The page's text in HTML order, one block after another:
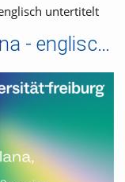
untertitelt
ZEIT für X - Edoardo Milana - englisch untertitelt